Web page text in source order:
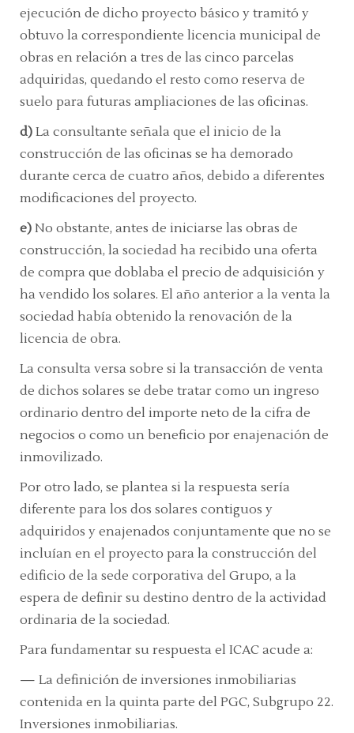
ejecución de dicho proyecto básico y tramitó y
obtuvo la correspondiente licencia municipal de
obras en relación a tres de las cinco parcelas
adquiridas, quedando el resto como reserva de
suelo para futuras ampliaciones de las oficinas.
d) La consultante señala que el inicio de la
construcción de las oficinas se ha demorado
durante cerca de cuatro años, debido a diferentes
modificaciones del proyecto.
e) No obstante, antes de iniciarse las obras de
construcción, la sociedad ha recibido una oferta
de compra que doblaba el precio de adquisición y
ha vendido los solares. El año anterior a la venta la
sociedad había obtenido la renovación de la
licencia de obra.
La consulta versa sobre si la transacción de venta
de dichos solares se debe tratar como un ingreso
ordinario dentro del importe neto de la cifra de
negocios o como un beneficio por enajenación de
inmovilizado.
Por otro lado, se plantea si la respuesta sería
diferente para los dos solares contiguos y
adquiridos y enajenados conjuntamente que no se
incluían en el proyecto para la construcción del
edificio de la sede corporativa del Grupo, a la
espera de definir su destino dentro de la actividad
ordinaria de la sociedad.
Para fundamentar su respuesta el ICAC acude a:
— La definición de inversiones inmobiliarias
contenida en la quinta parte del PGC, Subgrupo 22.
Inversiones inmobiliarias.